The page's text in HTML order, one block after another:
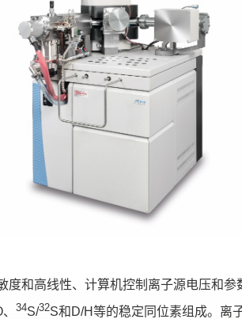
度和高线性、计算机控制离子源电压和
34S/32S和D/H等的稳定同位素组成。离